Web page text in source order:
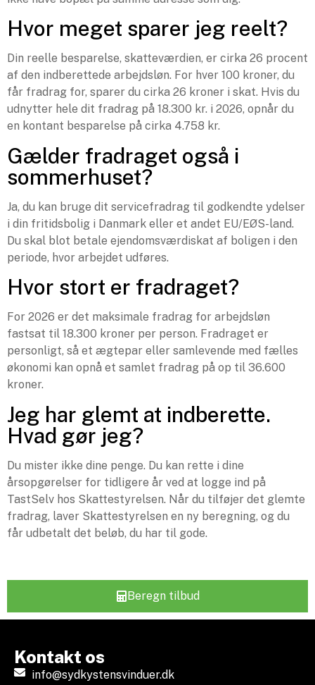
Hvor meget sparer jeg reelt?
Din reelle besparelse, skatteværdien, er cirka 26 procent
af den indberettede arbejdsløn. For hver 100 kroner, du
får fradrag for, sparer du cirka 26 kroner i skat. Hvis du
udnytter hele dit fradrag på 18.300 kr. i 2026, opnår du
en kontant besparelse på cirka 4.758 kr.
Gælder fradraget også i
sommerhuset?
Ja, du kan bruge dit servicefradrag til godkendte ydelser
i din fritidsbolig i Danmark eller et andet EU/EØS-land.
Du skal blot betale ejendomsværdiskat af boligen i den
periode, hvor arbejdet udføres.
Hvor stort er fradraget?
For 2026 er det maksimale fradrag for arbejdsløn
fastsat til 18.300 kroner per person. Fradraget er
personligt, så et ægtepar eller samlevende med fælles
økonomi kan opnå et samlet fradrag på op til 36.600
kroner.
Jeg har glemt at indberette.
Hvad gør jeg?
Du mister ikke dine penge. Du kan rette i dine
årsopgørelser for tidligere år ved at logge ind på
TastSelv hos Skattestyrelsen. Når du tilføjer det glemte
fradrag, laver Skattestyrelsen en ny beregning, og du
får udbetalt det beløb, du har til gode.
Beregn tilbud
Kontakt os
info@sydkystensvinduer.dk